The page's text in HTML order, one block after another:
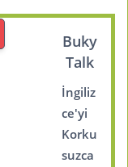
Buky
Talk
İngiliz
ce'yi
Korku
suzca